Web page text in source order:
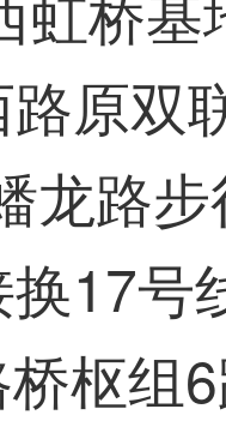
原双
龙路
17号
枢组